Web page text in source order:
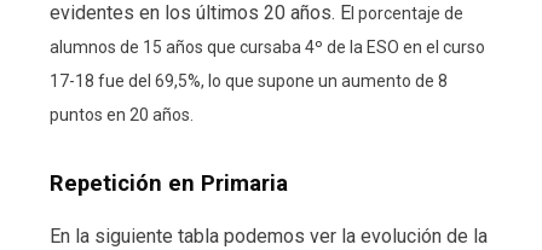
evidentes en los últimos 20 años. El porcentaje de
alumnos de 15 años que cursaba 4º de la ESO en el curso
17-18 fue del 69,5%, lo que supone un aumento de 8
puntos en 20 años.
Repetición en Primaria
En la siguiente tabla podemos ver la evolución de la